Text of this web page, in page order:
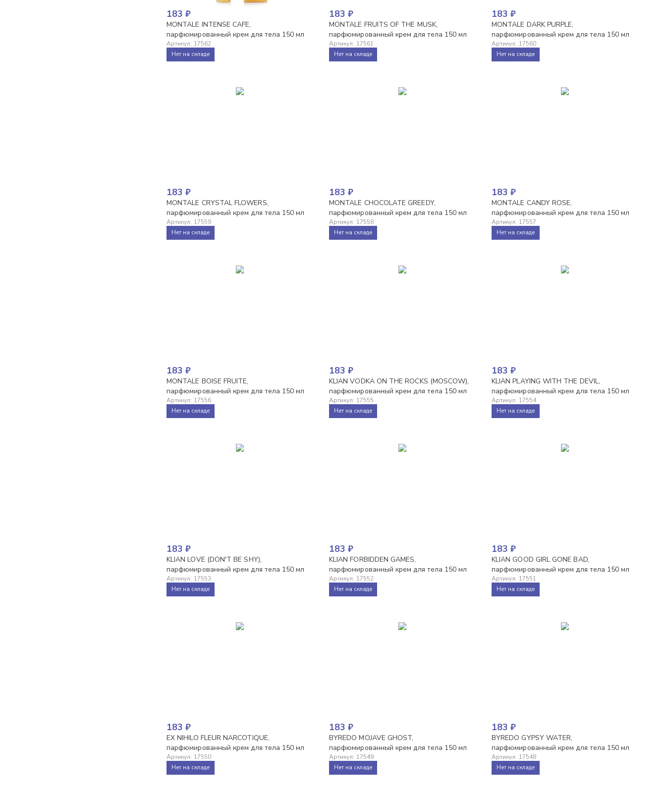
183 ₽
MONTALE INTENSE CAFE,
парфюмированный крем для тела 150 мл
Артикул: 17562
Нет на складе
183 ₽
MONTALE FRUITS OF THE MUSK,
парфюмированный крем для тела 150 мл
Артикул: 17561
Нет на складе
183 ₽
MONTALE DARK PURPLE,
парфюмированный крем для тела 150 мл
Артикул: 17560
Нет на складе
183 ₽
MONTALE CRYSTAL FLOWERS,
парфюмированный крем для тела 150 мл
Артикул: 17559
Нет на складе
183 ₽
MONTALE CHOCOLATE GREEDY,
парфюмированный крем для тела 150 мл
Артикул: 17558
Нет на складе
183 ₽
MONTALE CANDY ROSE,
парфюмированный крем для тела 150 мл
Артикул: 17557
Нет на складе
183 ₽
MONTALE BOISE FRUITE,
парфюмированный крем для тела 150 мл
Артикул: 17556
Нет на складе
183 ₽
KLIAN VODKA ON THE ROCKS (MOSCOW),
парфюмированный крем для тела 150 мл
Артикул: 17555
Нет на складе
183 ₽
KLIAN PLAYING WITH THE DEVIL,
парфюмированный крем для тела 150 мл
Артикул: 17554
Нет на складе
183 ₽
KLIAN LOVE (DON'T BE SHY),
парфюмированный крем для тела 150 мл
Артикул: 17553
Нет на складе
183 ₽
KLIAN FORBIDDEN GAMES,
парфюмированный крем для тела 150 мл
Артикул: 17552
Нет на складе
183 ₽
KLIAN GOOD GIRL GONE BAD,
парфюмированный крем для тела 150 мл
Артикул: 17551
Нет на складе
183 ₽
EX NIHILO FLEUR NARCOTIQUE,
парфюмированный крем для тела 150 мл
Артикул: 17550
Нет на складе
183 ₽
BYREDO MOJAVE GHOST,
парфюмированный крем для тела 150 мл
Артикул: 17549
Нет на складе
183 ₽
BYREDO GYPSY WATER,
парфюмированный крем для тела 150 мл
Артикул: 17548
Нет на складе